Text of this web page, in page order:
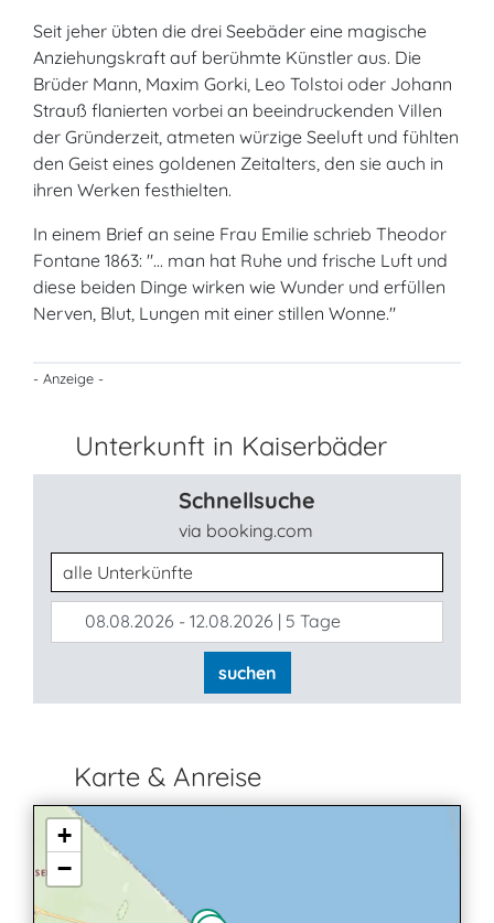
Seit jeher übten die drei Seebäder eine magische
Anziehungskraft auf berühmte Künstler aus. Die
Brüder Mann, Maxim Gorki, Leo Tolstoi oder Johann
Strauß flanierten vorbei an beeindruckenden Villen
der Gründerzeit, atmeten würzige Seeluft und fühlten
den Geist eines goldenen Zeitalters, den sie auch in
ihren Werken festhielten.
In einem Brief an seine Frau Emilie schrieb Theodor
Fontane 1863: "... man hat Ruhe und frische Luft und
diese beiden Dinge wirken wie Wunder und erfüllen
Nerven, Blut, Lungen mit einer stillen Wonne."
- Anzeige -
Unterkunft in Kaiserbäder
Schnellsuche
via booking.com
Unterkunftsart
08.08.2026 - 12.08.2026 | 5 Tage
suchen
Karte & Anreise
+
−